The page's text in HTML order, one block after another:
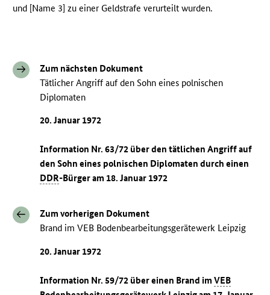
und [Name 3] zu einer Geldstrafe verurteilt wurden.
Zum nächsten Dokument
Tätlicher Angriff auf den Sohn eines polnischen
Diplomaten
20. Januar 1972
Information Nr. 63/72 über den tätlichen Angriff auf
den Sohn eines polnischen Diplomaten durch einen
DDR-Bürger am 18. Januar 1972
Zum vorherigen Dokument
Brand im VEB Bodenbearbeitungsgerätewerk Leipzig
20. Januar 1972
Information Nr. 59/72 über einen Brand imVEB